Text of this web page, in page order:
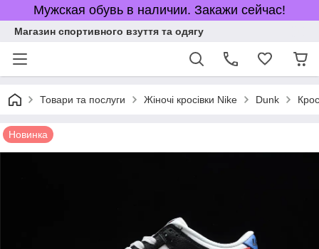
Мужская обувь в наличии. Закажи сейчас!
Магазин спортивного взуття та одягу
Товари та послуги Жіночі кросівки Nike Dunk
Новинка